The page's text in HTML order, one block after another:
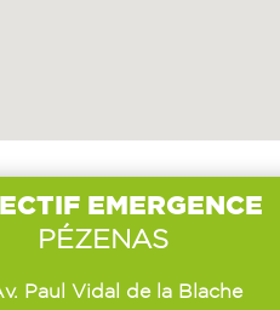
EMERGENCE
PÉZENAS
Paul Vidal de la Blache